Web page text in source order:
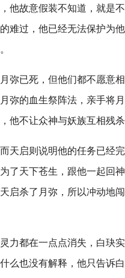
他故意假装不知道，就是
难过，他已经无法保护为
弥已死，但他们都不愿意
弥的血生祭阵法，亲手将
他不让众神与妖族互相残
天启则说明他的任务已经
了天下苍生，跟他一起回
启杀了月弥，所以冲动地
力都在一点点消失，白玦
么也没有解释，他只告诉